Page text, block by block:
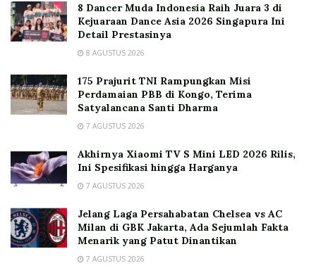
8 Dancer Muda Indonesia Raih Juara 3 di
Kejuaraan Dance Asia 2026 Singapura Ini
Detail Prestasinya
8 AGUSTUS 2026
175 Prajurit TNI Rampungkan Misi
Perdamaian PBB di Kongo, Terima
Satyalancana Santi Dharma
7 AGUSTUS 2026
Akhirnya Xiaomi TV S Mini LED 2026 Rilis,
Ini Spesifikasi hingga Harganya
7 AGUSTUS 2026
Jelang Laga Persahabatan Chelsea vs AC
Milan di GBK Jakarta, Ada Sejumlah Fakta
Menarik yang Patut Dinantikan
7 AGUSTUS 2026